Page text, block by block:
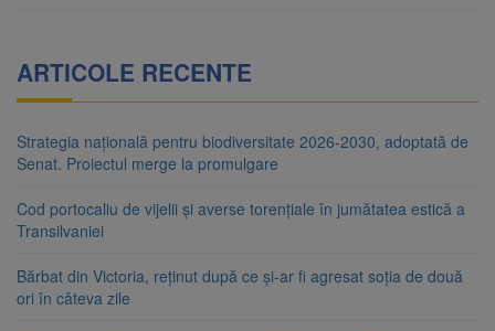
ARTICOLE RECENTE
Strategia națională pentru biodiversitate 2026-2030, adoptată de
Senat. Proiectul merge la promulgare
Cod portocaliu de vijelii și averse torențiale în jumătatea estică a
Transilvaniei
Bărbat din Victoria, reținut după ce și-ar fi agresat soția de două
ori în câteva zile